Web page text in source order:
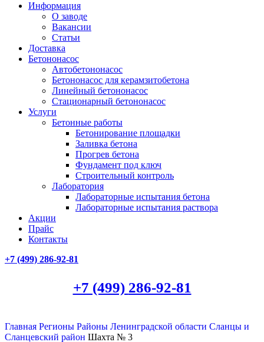
Информация
О заводе
Вакансии
Статьи
Доставка
Бетононасос
Автобетононасос
Бетононасос для керамзитобетона
Линейный бетононасос
Стационарный бетононасос
Услуги
Бетонные работы
Бетонирование площадки
Заливка бетона
Прогрев бетона
Фундамент под ключ
Строительный контроль
Лаборатория
Лабораторные испытания бетона
Лабораторные испытания раствора
Акции
Прайс
Контакты
+7 (499) 286-92-81
+7 (499) 286-92-81
Главная Регионы Районы Ленинградской области Сланцы и
Сланцевский район Шахта № 3